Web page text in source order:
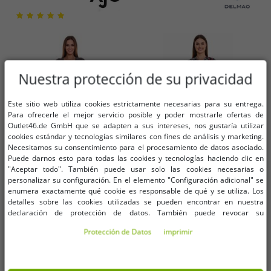
Tallas disponibles
34
Tallas disponibles
Nuestra protección de su privacidad
Este sitio web utiliza cookies estrictamente necesarias para su entrega.
Para ofrecerle el mejor servicio posible y poder mostrarle ofertas de
Outlet46.de GmbH que se adapten a sus intereses, nos gustaría utilizar
cookies estándar y tecnologías similares con fines de análisis y marketing.
Necesitamos su consentimiento para el procesamiento de datos asociado.
Puede darnos esto para todas las cookies y tecnologías haciendo clic en
"Aceptar todo". También puede usar solo las cookies necesarias o
personalizar su configuración. En el elemento "Configuración adicional" se
enumera exactamente qué cookie es responsable de qué y se utiliza. Los
detalles sobre las cookies utilizadas se pueden encontrar en nuestra
declaración de protección de datos. También puede revocar su
encontrar en la impresión.Protección de Datos imprimir